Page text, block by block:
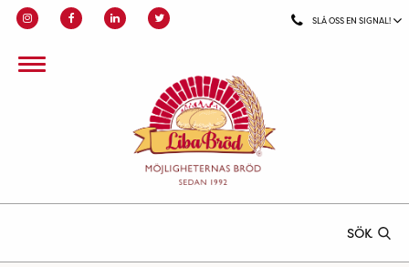
SLÅ OSS EN SIGNAL!
SÖK